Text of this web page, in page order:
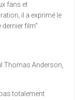
fans et
il a exprimé le
film”.
Thomas Anderson,
totalement